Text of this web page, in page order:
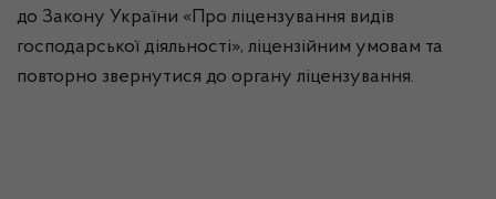
до Закону України «Про ліцензування видів
господарської діяльності», ліцензійним умовам та
повторно звернутися до органу ліцензування.